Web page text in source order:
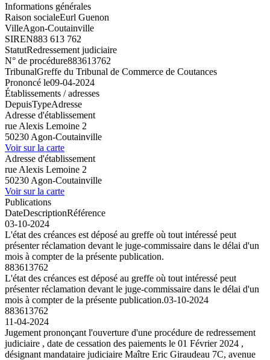
Informations générales
Raison socialeEurl Guenon
VilleAgon-Coutainville
SIREN883 613 762
StatutRedressement judiciaire
N° de procédure883613762
TribunalGreffe du Tribunal de Commerce de Coutances
Prononcé le09-04-2024
Établissements / adresses
DepuisTypeAdresse
Adresse d'établissement
rue Alexis Lemoine 2
50230 Agon-Coutainville
Voir sur la carte
Adresse d'établissement
rue Alexis Lemoine 2
50230 Agon-Coutainville
Voir sur la carte
Publications
DateDescriptionRéférence
03-10-2024
L'état des créances est déposé au greffe où tout intéressé peut
présenter réclamation devant le juge-commissaire dans le délai d'un
mois à compter de la présente publication.
883613762
L'état des créances est déposé au greffe où tout intéressé peut
présenter réclamation devant le juge-commissaire dans le délai d'un
mois à compter de la présente publication.03-10-2024
883613762
11-04-2024
Jugement prononçant l'ouverture d'une procédure de redressement
judiciaire , date de cessation des paiements le 01 Février 2024 ,
désignant mandataire judiciaire Maître Eric Giraudeau 7C, avenue